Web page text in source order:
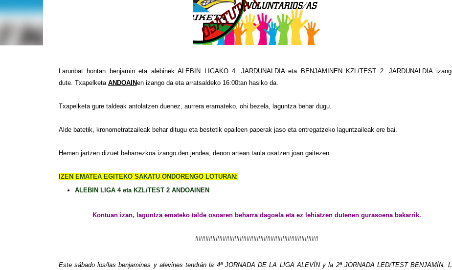
Larunbat hontan benjamin eta alebinek ALEBIN LIGAKO 4. JARDUNALDIA eta BENJAMINEN KZL/TEST 2. JARDUNALDIA
dute. Txapelketa ANDOAINen izango da eta arratsaldeko 16:00tan hasiko da.
Txapelketa gure taldeak antolatzen duenez, aurrera eramateko, ohi bezela, laguntza behar dugu.
Alde batetik, kronometratzaileak behar ditugu eta bestetik epaileen paperak jaso eta entregatzeko laguntzaileak ere bai.
Hemen jartzen dizuet beharrezkoa izango den jendea, denon artean taula osatzen joan gaitezen.
IZEN EMATEA EGITEKO SAKATU ONDORENGO LOTURAN:
ALEBIN LIGA 4 eta KZL/TEST 2 ANDOAINEN
Kontuan izan, laguntza emateko talde osoaren beharra dagoela eta ez lehiatzen dutenen gurasoena bakarrik.
####################################
Este sábado los/las benjamines y alevines tendrán la 4ª JORNADA DE LA LIGA ALEVÍN y la 2ª JORNADA LED/TESTBENJAMÍN.